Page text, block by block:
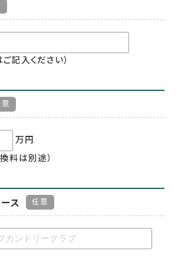
記入ください）
万円
料は別途）
ス 任意